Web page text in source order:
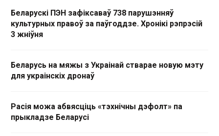
Беларускі ПЭН зафіксаваў 738 парушэнняў
культурных правоў за паўгоддзе. Хронікі рэпрэсій
3 жніўня
Беларусь на мяжы з Украінай стварае новую мэту
для украінскіх дронаў
Расія можа абвясціць «тэхнічны дэфолт» па
прыкладзе Беларусі